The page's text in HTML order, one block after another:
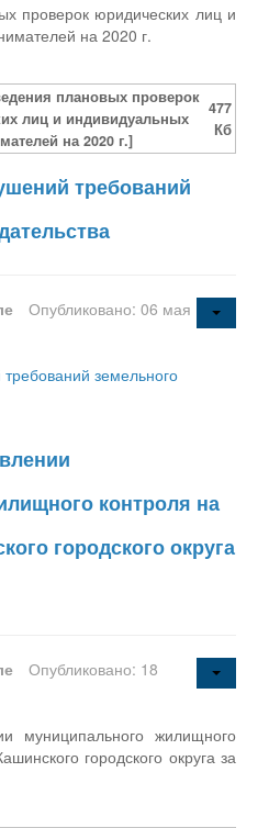
проверок юридических лиц и
на 2020 г.
плановых проверок
лиц и индивидуальных
на 2020 г.]
477
Кб
требований
Опубликовано: 06 мая
земельного
контроля на
городского округа
Опубликовано: 18
муниципального жилищного
городского округа за